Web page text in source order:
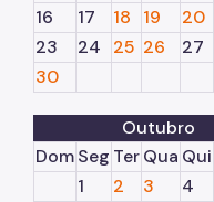
16
17 18 19 20
23
24 25 26 27
30
Outubro
DomSeg TerQua Qui
1
2 3 4